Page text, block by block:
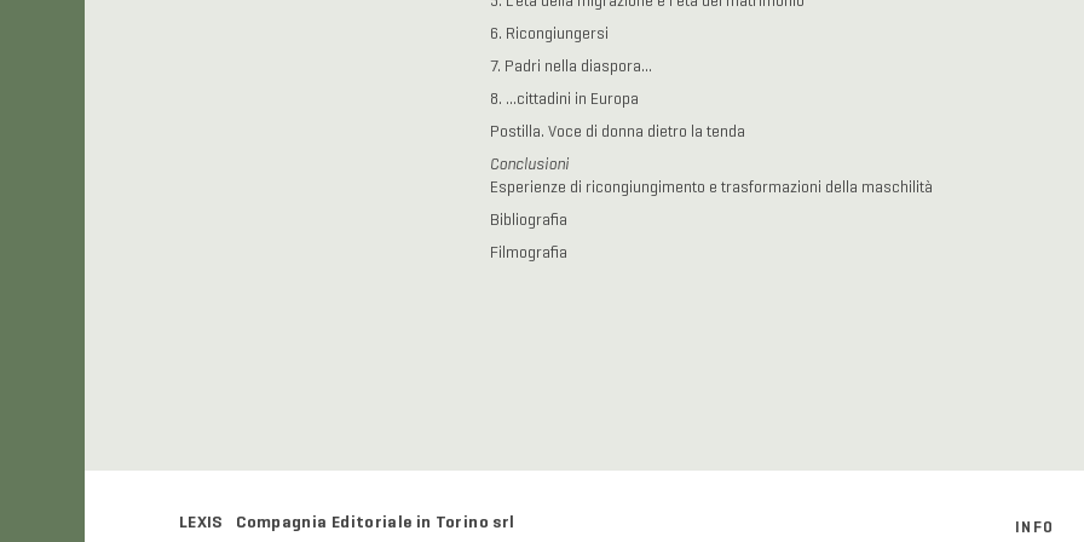
6. Ricongiungersi
7. Padri nella diaspora…
8. …cittadini in Europa
Postilla. Voce di donna dietro la tenda
Conclusioni
Esperienze di ricongiungimento e trasformazioni della maschilità
Bibliografia
Filmografia
LEXIS Compagnia Editoriale in Torino srl INFO